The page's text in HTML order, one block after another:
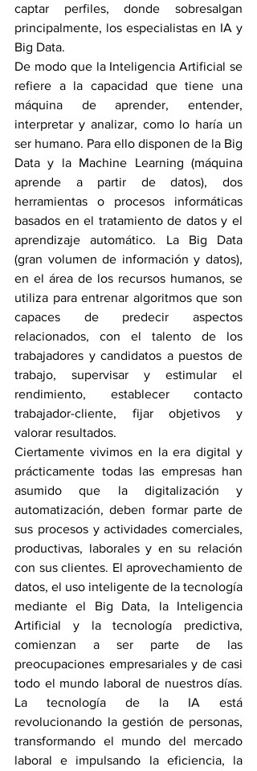
captar perfiles, donde sobresalgan
principalmente, los especialistas en IA y
Big Data.
De modo que la Inteligencia Artificial se
refiere a la capacidad que tiene una
máquina de aprender, entender,
interpretar y analizar, como lo haría un
ser humano. Para ello disponen de la Big
Data y la Machine Learning (máquina
aprende a partir de datos), dos
herramientas o procesos informáticas
basados en el tratamiento de datos y el
aprendizaje automático. La Big Data
(gran volumen de información y datos),
en el área de los recursos humanos, se
utiliza para entrenar algoritmos que son
capaces de predecir aspectos
relacionados, con el talento de los
trabajadores y candidatos a puestos de
trabajo, supervisar y estimular el
rendimiento, establecer contacto
trabajador-cliente, fijar objetivos y
valorar resultados.
Ciertamente vivimos en la era digital y
prácticamente todas las empresas han
asumido que la digitalización y
automatización, deben formar parte de
sus procesos y actividades comerciales,
productivas, laborales y en su relación
con sus clientes. El aprovechamiento de
datos, el uso inteligente de la tecnología
mediante el Big Data, la Inteligencia
Artificial y la tecnología predictiva,
comienzan a ser parte de las
preocupaciones empresariales y de casi
todo el mundo laboral de nuestros días.
La tecnología de la IA está
revolucionando la gestión de personas,
transformando el mundo del mercado
laboral e impulsando la eficiencia, la